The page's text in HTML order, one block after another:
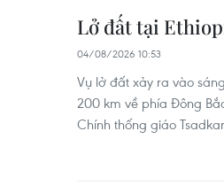
Lở đất tại
04/08/2026 10:53
Vụ lở đất xảy ra vào
200 km về phía Đông
Chính thống giáo